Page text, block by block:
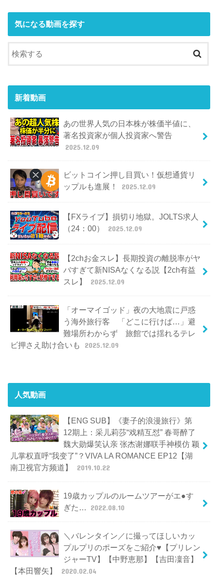
気になる動画を探す
新着動画
あの世界人気の日本株が株価半値に、
著名投資家が個人投資家へ警告
2025.12.09
ビットコイン押し目買い！仮想通貨リ
ップルも進展！
2025.12.09
【FXライブ】損切り地獄。JOLTS求人
（24：00）
2025.12.09
【2chお金スレ】長期投資の離脱率がヤ
バすぎて新NISAなくなる説【2ch有益
スレ】
2025.12.09
「オーマイゴッド」夜の大地震に戸惑
う海外旅行客 「どこに行けば…」避
難場所わからず 旅館では揺れるテレ
ビ押さえ助け合いも
2025.12.09
人気動画
【ENG SUB】《妻子的浪漫旅行》第
12期上：采儿莉莎“戏精互怼” 春哥醉了
魏大勋爆笑认亲 张杰谢娜联手神模仿 颖
儿掌权直呼“我变了”？VIVA LA ROMANCE EP12【湖
南卫视官方频道】
2019.10.22
19歳カップルのルームツアーがエ●す
ぎた…
2022.08.10
＼バレンタイン／に撮ってほしいカッ
プルプリのポーズをご紹介♥【プリレン
ジャーTV】【中野恵那】【吉田凜音】
【本田響矢】
2020.02.04